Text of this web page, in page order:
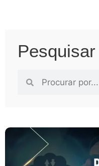
Pesquisar